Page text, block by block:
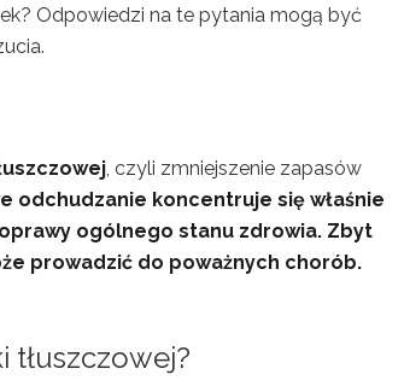
Odpowiedzi na te pytania mogą być
, czyli zmniejszenie zapasów
odchudzanie koncentruje się właśnie
ogólnego stanu zdrowia. Zbyt
prowadzić do poważnych chorób.